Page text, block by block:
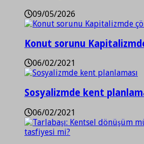
09/05/2026
Konut sorunu
06/02/2021
Sosyalizmde kent
06/02/2021